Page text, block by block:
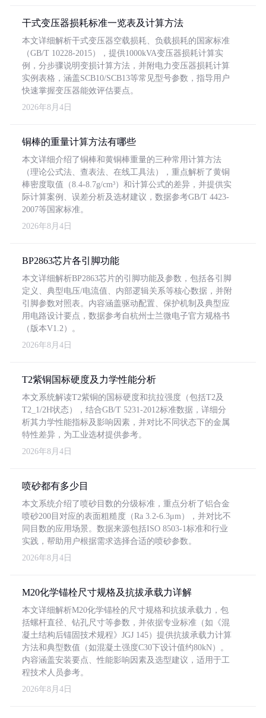
干式变压器损耗标准一览表及计算方法
本文详细解析干式变压器空载损耗、负载损耗的国家标准
（GB/T 10228-2015），提供1000kVA变压器损耗计算实
例，分步骤说明变损计算方法，并附电力变压器损耗计算
实例表格，涵盖SCB10/SCB13等常见型号参数，指导用户
快速掌握变压器能效评估要点。
2026年8月4日
铜棒的重量计算方法有哪些
本文详细介绍了铜棒和黄铜棒重量的三种常用计算方法
（理论公式法、查表法、在线工具法），重点解析了黄铜
棒密度取值（8.4-8.7g/cm³）和计算公式的差异，并提供实
际计算案例、误差分析及选材建议，数据参考GB/T 4423-
2007等国家标准。
2026年8月4日
BP2863芯片各引脚功能
本文详细解析BP2863芯片的引脚功能及参数，包括各引脚
定义、典型电压/电流值、内部逻辑关系等核心数据，并附
引脚参数对照表。内容涵盖驱动配置、保护机制及典型应
用电路设计要点，数据参考自杭州士兰微电子官方规格书
（版本V1.2）。
2026年8月4日
T2紫铜国标硬度及力学性能分析
本文系统解读T2紫铜的国标硬度和抗拉强度（包括T2及
T2_1/2H状态），结合GB/T 5231-2012标准数据，详细分
析其力学性能指标及影响因素，并对比不同状态下的金属
特性差异，为工业选材提供参考。
2026年8月4日
喷砂都有多少目
本文系统介绍了喷砂目数的分级标准，重点分析了铝合金
喷砂200目对应的表面粗糙度（Ra 3.2-6.3μm），并对比不
同目数的应用场景。数据来源包括ISO 8503-1标准和行业
实践，帮助用户根据需求选择合适的喷砂参数。
2026年8月4日
M20化学锚栓尺寸规格及抗拔承载力详解
本文详细解析M20化学锚栓的尺寸规格和抗拔承载力，包
括螺杆直径、钻孔尺寸等参数，并依据专业标准（如《混
凝土结构后锚固技术规程》JGJ 145）提供抗拔承载力计算
方法和典型数值（如混凝土强度C30下设计值约80kN）。
内容涵盖安装要点、性能影响因素及选型建议，适用于工
程技术人员参考。
2026年8月4日